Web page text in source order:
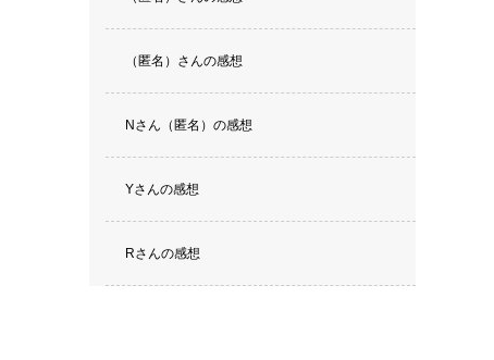
（匿名）さんの感想
Nさん（匿名）の感想
Yさんの感想
Rさんの感想